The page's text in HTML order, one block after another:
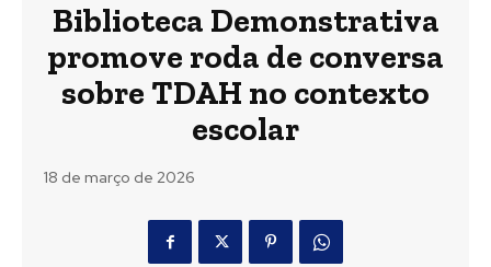
Biblioteca Demonstrativa
promove roda de conversa
sobre TDAH no contexto
escolar
18 de março de 2026